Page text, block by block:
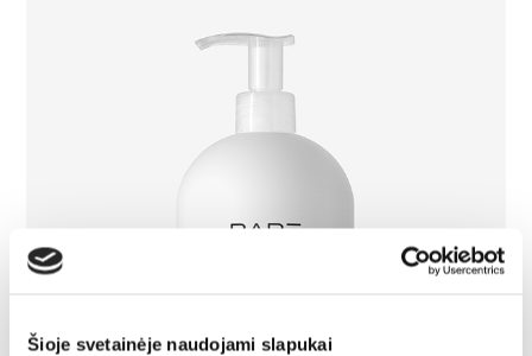
Šioje svetainėje naudojami slapukai